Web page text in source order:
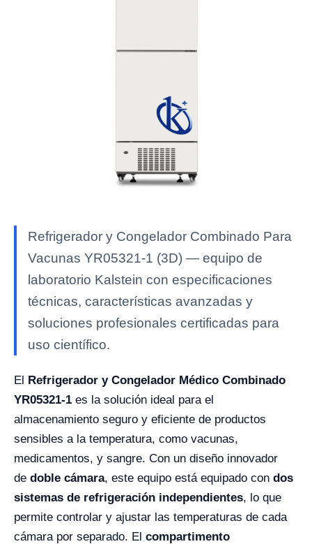
Refrigerador y Congelador Combinado Para
Vacunas YR05321-1 (3D) — equipo de
laboratorio Kalstein con especificaciones
técnicas, características avanzadas y
soluciones profesionales certificadas para
uso científico.
El Refrigerador y Congelador Médico Combinado
YR05321-1 es la solución ideal para el
almacenamiento seguro y eficiente de productos
sensibles a la temperatura, como vacunas,
medicamentos, y sangre. Con un diseño innovador
de doble cámara, este equipo está equipado con dos
sistemas de refrigeración independientes, lo que
permite controlar y ajustar las temperaturas de cada
cámara por separado. El compartimento